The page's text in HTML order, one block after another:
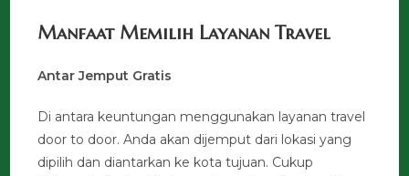
Manfaat Memilih Layanan Travel
Antar Jemput Gratis
Di antara keuntungan menggunakan layanan travel
door to door. Anda akan dijemput dari lokasi yang
dipilih dan diantarkan ke kota tujuan. Cukup